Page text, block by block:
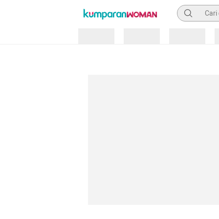
Pencarian